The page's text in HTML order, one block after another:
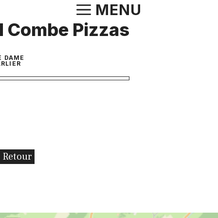
au
contenu
MENU
Combe Pizzas
DAME
Retour